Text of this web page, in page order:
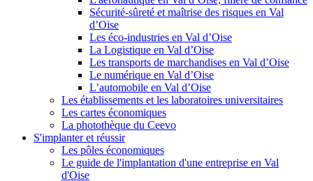
Sécurité-sûreté et maîtrise des risques en Val
d’Oise
Les éco-industries en Val d’Oise
La Logistique en Val d’Oise
Les transports de marchandises en Val d’Oise
Le numérique en Val d’Oise
L’automobile en Val d’Oise
Les établissements et les laboratoires universitaires
Les cartes économiques
La photothèque du Ceevo
S'implanter et réussir
Les pôles économiques
Le guide de l'implantation d'une entreprise en Val
d'Oise